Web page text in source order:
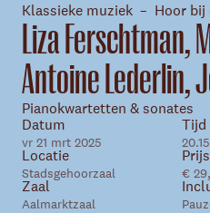
Skip
Klassieke muziek Hoor bij
Liza Ferschtman,
Antoine Lederlin,
Pianokwartetten & sonates
Datum
vr 21 mrt 2025
Tijd
Locatie
Stadsgehoorzaal
Prijs
€
Zaal
Aalmarktzaal